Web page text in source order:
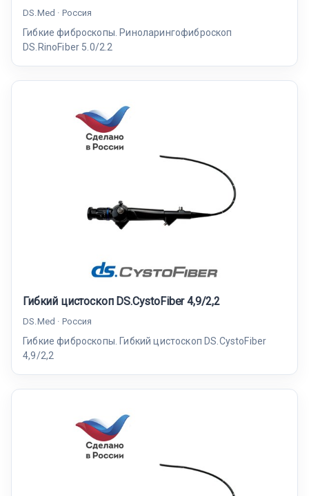
DS.Med · Россия
Гибкие фиброскопы. Риноларингофиброскоп
DS.RinoFiber 5.0/2.2
Гибкий цистоскоп DS.CystoFiber 4,9/2,2
DS.Med · Россия
Гибкие фиброскопы. Гибкий цистоскоп DS.CystoFiber
4,9/2,2